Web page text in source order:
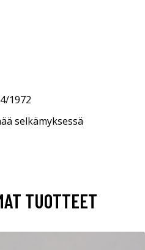
1972
selkämyksessä
TUOTTEET